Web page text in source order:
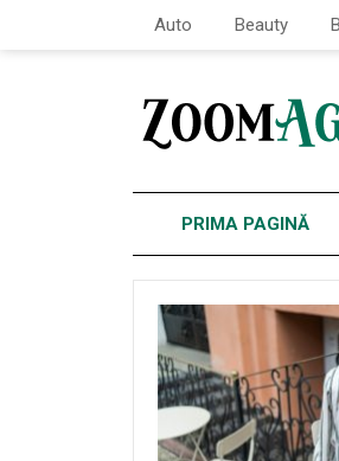
Auto Beauty
PRIMA PAGINĂ